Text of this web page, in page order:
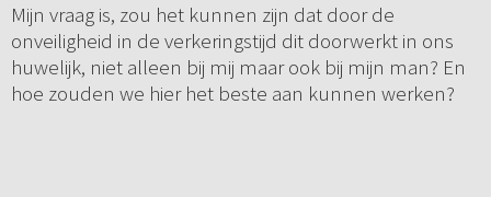
Mijn vraag is, zou het kunnen zijn dat door de
onveiligheid in de verkeringstijd dit doorwerkt in ons
huwelijk, niet alleen bij mij maar ook bij mijn man? En
hoe zouden we hier het beste aan kunnen werken?